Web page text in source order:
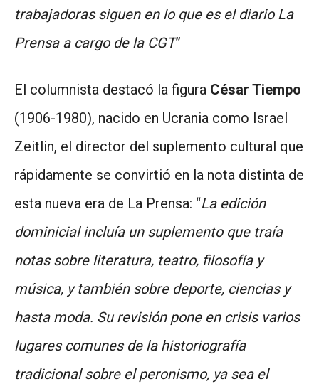
trabajadoras siguen en lo que es el diario La
Prensa a cargo de la CGT”
El columnista destacó la figura César Tiempo
(1906-1980), nacido en Ucrania como Israel
Zeitlin, el director del suplemento cultural que
rápidamente se convirtió en la nota distinta de
esta nueva era de La Prensa: “La edición
dominicial incluía un suplemento que traía
notas sobre literatura, teatro, filosofía y
música, y también sobre deporte, ciencias y
hasta moda. Su revisión pone en crisis varios
lugares comunes de la historiografía
tradicional sobre el peronismo, ya sea el